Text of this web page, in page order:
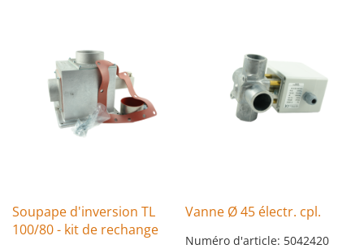
Soupape d'inversion TL
100/80 - kit de rechange
Vanne Ø 45 électr. cpl.
Numéro d'article: 5042420